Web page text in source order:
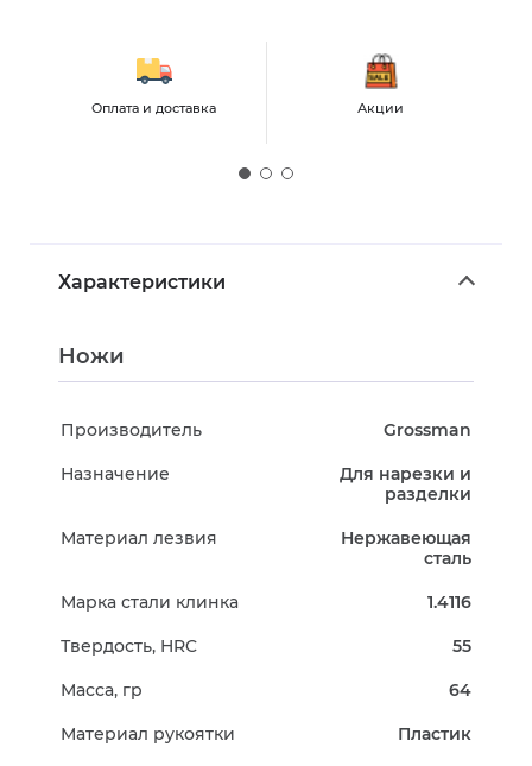
Оплата и доставка Акции
Характеристики
Ножи
Производитель Grossman
Назначение
Для нарезки и
разделки
Материал лезвия
Нержавеющая
сталь
Марка стали клинка 1.4116
Твердость, HRC 55
Масса, гр 64
Материал рукоятки Пластик